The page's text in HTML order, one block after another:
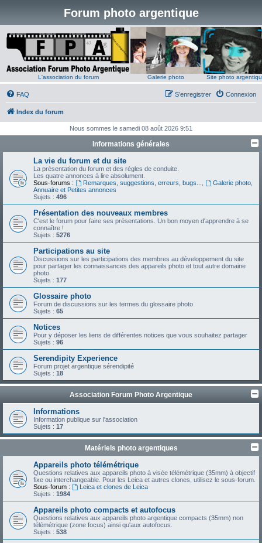
Forum photo argentique
L'association du forum Galerie photo Site photo
FAQ Connexion
S’enregistrer
Index du forum
Nous sommes le samedi 08 août 2026 9:51
Informations générales
La vie du forum et du site
La présentation du forum et des règles de conduite.
Les quatre annonces à lire absolument.
Sous-forums :
Remarques, suggestions, erreurs, bugs...
Galerie photo,
Annuaire et Petites annonces
Sujets : 496
Présentation des nouveaux membres
C'est le forum pour faire ses présentations. Un bon moyen d'apprendre à se
connaître !
Sujets : 5276
Participations au site
Discussions sur les participations des membres au développement du site
pour partager les connaissances des appareils photo et tout autre domaine
photo.
Sujets : 177
Glossaire photo
Forum de discussions sur les termes du glossaire photo
Sujets : 65
Notices
Pour y déposer les liens de différentes notices que vous souhaitez partager
Sujets : 96
Serendipity Experience
Forum projet argentique sérendipité
Sujets : 18
Association Forum Photo Argentique
Informations
Information publique sur l'association
Sujets : 17
Matériels photo argentiques
Appareils photo télémétrique
Questions relatives aux appareils photo à visée télémétrique (35mm) à objectif
fixe ou interchangeable. Pour les Leica et autres clones, utilisez le sous-forum.
Sous-forum :
Leica et clones de Leica
Sujets : 1984
Appareils photo compacts et autofocus
Questions relatives aux appareils photo argentique compacts (35mm) non
télémétrique (zone focus) ainsi qu'aux autofocus.
Sujets : 538